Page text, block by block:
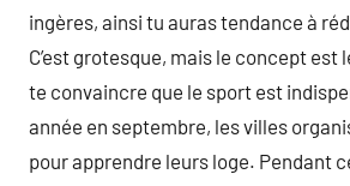
ingères, ainsi tu auras tendance à
C’est grotesque, mais le concept est
te convaincre que le sport est
année en septembre, les villes
pour apprendre leurs loge. Pendant